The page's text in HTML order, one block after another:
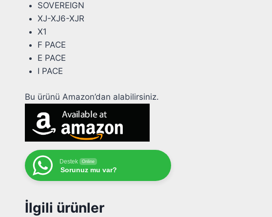
SOVEREIGN
XJ-XJ6-XJR
X1
F PACE
E PACE
I PACE
Bu ürünü Amazon’dan alabilirsiniz.
Destek Online
Sorunuz mu var?
İlgili ürünler